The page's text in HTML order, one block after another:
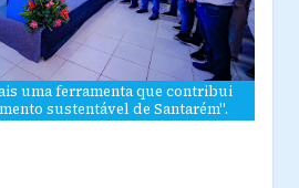
uma ferramenta que contribui
sustentável de Santarém".